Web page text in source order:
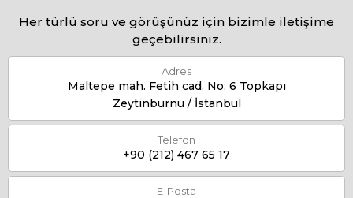
Her türlü soru ve görüşünüz için bizimle iletişime
geçebilirsiniz.
Adres
Maltepe mah. Fetih cad. No: 6 Topkapı
Zeytinburnu / İstanbul
Telefon
+90 (212) 467 65 17
E-Posta